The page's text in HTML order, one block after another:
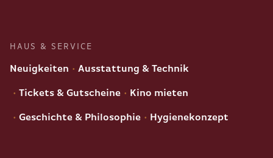
HAUS & SERVICE
Neuigkeiten Ausstattung & Technik
Tickets & Gutscheine Kino mieten
Geschichte & Philosophie Hygienekonzept